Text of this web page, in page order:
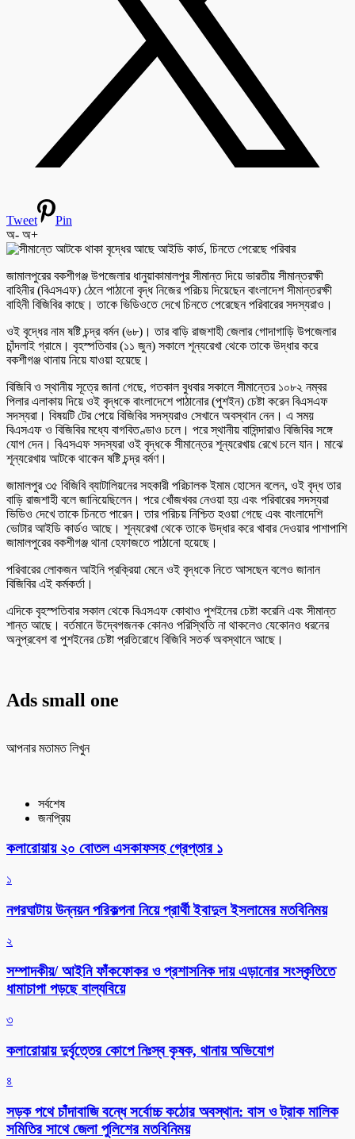
Tweet
Pin
অ- অ+
জামালপুরের বকশীগঞ্জ উপজেলার ধানুয়াকামালপুর সীমান্ত দিয়ে ভারতীয় সীমান্তরক্ষী
বাহিনীর (বিএসএফ) ঠেলে পাঠানো বৃদ্ধ নিজের পরিচয় দিয়েছেন বাংলাদেশ সীমান্তরক্ষী
বাহিনী বিজিবির কাছে। তাকে ভিডিওতে দেখে চিনতে পেরেছেন পরিবারের সদস্যরাও।
ওই বৃদ্ধের নাম ষষ্টি চন্দ্র বর্মন (৬৮)। তার বাড়ি রাজশাহী জেলার গোদাগাড়ি উপজেলার
চাঁন্দলাই গ্রামে। বৃহস্পতিবার (১১ জুন) সকালে শূন্যরেখা থেকে তাকে উদ্ধার করে
বকশীগঞ্জ থানায় নিয়ে যাওয়া হয়েছে।
বিজিবি ও স্থানীয় সূত্রে জানা গেছে, গতকাল বুধবার সকালে সীমান্তের ১০৮২ নম্বর
পিলার এলাকায় দিয়ে ওই বৃদ্ধকে বাংলাদেশে পাঠানোর (পুশইন) চেষ্টা করেন বিএসএফ
সদস্যরা। বিষয়টি টের পেয়ে বিজিবির সদস্যরাও সেখানে অবস্থান নেন। এ সময়
বিএসএফ ও বিজিবির মধ্যে বাগবিতণ্ডাও চলে। পরে স্থানীয় বাসিন্দারাও বিজিবির সঙ্গে
যোগ দেন। বিএসএফ সদস্যরা ওই বৃদ্ধকে সীমান্তের শূন্যরেখায় রেখে চলে যান। মাঝে
শূন্যরেখায় আটকে থাকেন ষষ্টি চন্দ্র বর্মণ।
জামালপুর ৩৫ বিজিবি ব্যাটালিয়নের সহকারী পরিচালক ইমাম হোসেন বলেন, ওই বৃদ্ধ তার
বাড়ি রাজশাহী বলে জানিয়েছিলেন। পরে খোঁজখবর নেওয়া হয় এবং পরিবারের সদস্যরা
ভিডিও দেখে তাকে চিনতে পারেন। তার পরিচয় নিশ্চিত হওয়া গেছে এবং বাংলাদেশি
ভোটার আইডি কার্ডও আছে। শূন্যরেখা থেকে তাকে উদ্ধার করে খাবার দেওয়ার পাশাপাশি
জামালপুরের বকশীগঞ্জ থানা হেফাজতে পাঠানো হয়েছে।
পরিবারের লোকজন আইনি প্রক্রিয়া মেনে ওই বৃদ্ধকে নিতে আসছেন বলেও জানান
বিজিবির এই কর্মকর্তা।
এদিকে বৃহস্পতিবার সকাল থেকে বিএসএফ কোথাও পুশইনের চেষ্টা করেনি এবং সীমান্ত
শান্ত আছে। বর্তমানে উদ্বেগজনক কোনও পরিস্থিতি না থাকলেও যেকোনও ধরনের
অনুপ্রবেশ বা পুশইনের চেষ্টা প্রতিরোধে বিজিবি সতর্ক অবস্থানে আছে।
Ads small one
আপনার মতামত লিখুন
সর্বশেষ
জনপ্রিয়
কলারোয়ায় ২০ বোতল এসকাফসহ গ্রেপ্তার ১
১
নগরঘাটায় উন্নয়ন পরিকল্পনা নিয়ে প্রার্থী ইবাদুল ইসলামের মতবিনিময়
২
সম্পাদকীয়/ আইনি ফাঁকফোকর ও প্রশাসনিক দায় এড়ানোর সংস্কৃতিতে
ধামাচাপা পড়ছে বাল্যবিয়ে
৩
কলারোয়ায় দুর্বৃত্তের কোপে নিঃস্ব কৃষক, থানায় অভিযোগ
৪
সড়ক পথে চাঁদাবাজি বন্ধে সর্বোচ্চ কঠোর অবস্থান: বাস ও ট্রাক মালিক
সমিতির সাথে জেলা পুলিশের মতবিনিময়